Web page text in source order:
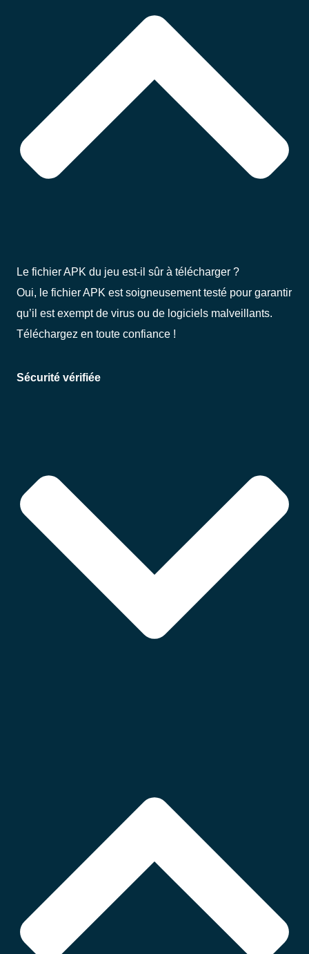
Le fichier APK du jeu est-il sûr à télécharger ?
Oui, le fichier APK est soigneusement testé pour garantir
qu’il est exempt de virus ou de logiciels malveillants.
Téléchargez en toute confiance !
Sécurité vérifiée